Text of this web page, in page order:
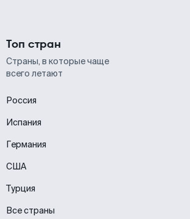
Топ стран
Страны, в которые чаще
всего летают
Россия
Испания
Германия
США
Турция
Все страны